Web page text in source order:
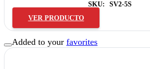
SKU:
SV2-5S
VER PRODUCTO
Added to your favorites